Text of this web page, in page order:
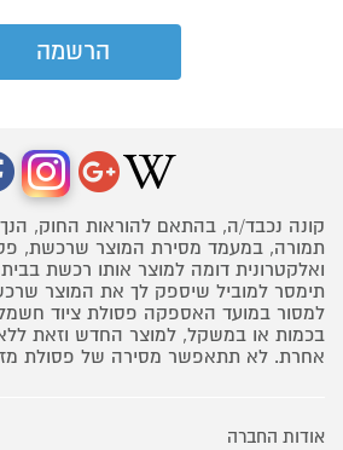
קונה נכבד/ה, בהתאם להוראות החוק,
תמורה, במעמד מסירת המוצר שרכשת,
ואלקטרונית דומה למוצר אותו רכשת
תימסר למוביל שיספק לך את המוצר
למסור במועד האספקה פסולת ציוד
בכמות או במשקל, למוצר החדש וזאת
אחרת. לא תתאפשר מסירה של פסולת
אודות החברה